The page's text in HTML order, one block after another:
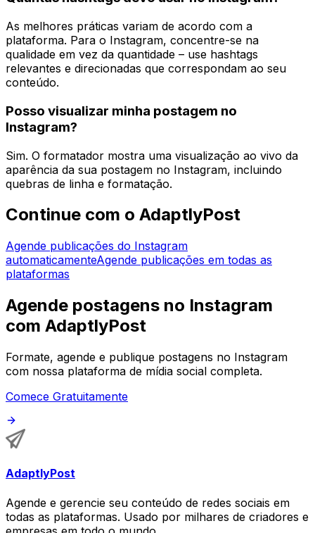
As melhores práticas variam de acordo com a
plataforma. Para o Instagram, concentre-se na
qualidade em vez da quantidade – use hashtags
relevantes e direcionadas que correspondam ao seu
conteúdo.
Posso visualizar minha postagem no
Instagram?
Sim. O formatador mostra uma visualização ao vivo da
aparência da sua postagem no Instagram, incluindo
quebras de linha e formatação.
Continue com o AdaptlyPost
Agende publicações do Instagram
automaticamenteAgende publicações em todas as
plataformas
Agende postagens no Instagram
com AdaptlyPost
Formate, agende e publique postagens no Instagram
com nossa plataforma de mídia social completa.
Comece Gratuitamente
AdaptlyPost
Agende e gerencie seu conteúdo de redes sociais em
todas as plataformas. Usado por milhares de criadores e